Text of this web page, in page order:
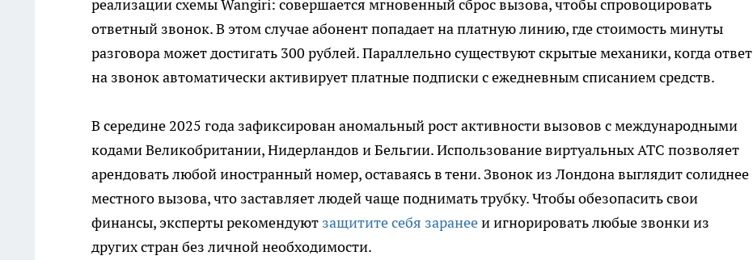
реализации схемы Wangiri: совершается мгновенный сброс вызова, чтобы спровоцировать
ответный звонок. В этом случае абонент попадает на платную линию, где стоимость минуты
разговора может достигать 300 рублей. Параллельно существуют скрытые механики, когда ответ
на звонок автоматически активирует платные подписки с ежедневным списанием средств.
В середине 2025 года зафиксирован аномальный рост активности вызовов с международными
кодами Великобритании, Нидерландов и Бельгии. Использование виртуальных АТС позволяет
арендовать любой иностранный номер, оставаясь в тени. Звонок из Лондона выглядит солиднее
местного вызова, что заставляет людей чаще поднимать трубку. Чтобы обезопасить свои
финансы, эксперты рекомендуют защитите себя заранееи игнорировать любые звонки из
других стран без личной необходимости.